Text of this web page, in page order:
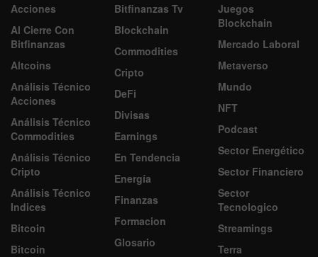
Acciones
Al Cierre Con
Bitfinanzas
Altcoins
Análisis Técnico
Acciones
Análisis Técnico
Commodities
Análisis Técnico
Cripto
Análisis Técnico
Indices
Bitcoin
Bitcoin
Bitfinanzas Tv
Blockchain
Commodities
Cripto
DeFi
Divisas
Earnings
En Tendencia
Energía
Finanzas
Formacion
Glosario
Juegos
Blockchain
Mercado Laboral
Metaverso
Mundo
NFT
Podcast
Sector Energético
Sector Financiero
Sector
Tecnologico
Streamings
Terra